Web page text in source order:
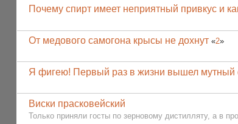
Почему спирт имеет неприятный привкус и
От медового самогона крысы не дохнут «2»
Я фигею! Первый раз в жизни вышел мутный
Виски прасковейский
Только приняли госты по зерновому дистилляту, а в